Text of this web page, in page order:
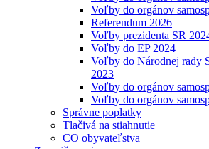
Voľby do orgánov
Referendum 2026
Voľby prezidenta SR
Voľby do EP 2024
Voľby do Národnej rady
2023
Voľby do orgánov
Voľby do orgánov
Správne poplatky
Tlačivá na stiahnutie
CO obyvateľstva